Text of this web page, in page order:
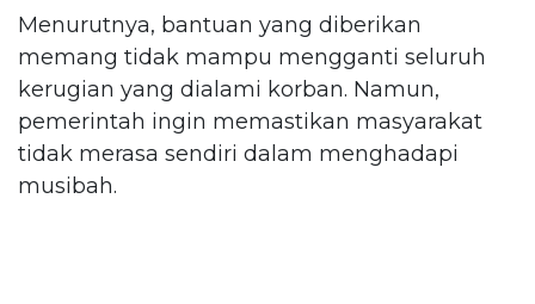
Menurutnya, bantuan yang diberikan
memang tidak mampu mengganti seluruh
kerugian yang dialami korban. Namun,
pemerintah ingin memastikan masyarakat
tidak merasa sendiri dalam menghadapi
musibah.